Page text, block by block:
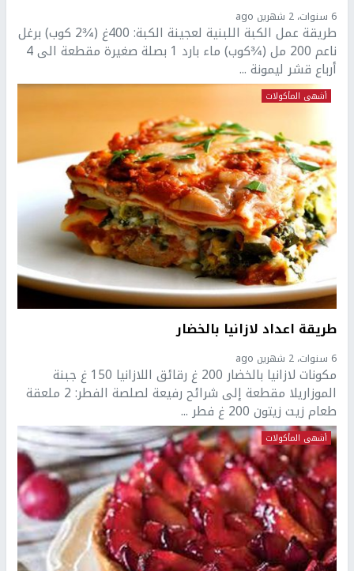
6 سنوات، 2 شهرين ago
طريقة عمل الكبة اللبنية لعجينة الكبة: 400غ (¾2 كوب) برغل
ناعم 200 مل (¾كوب) ماء بارد 1 بصلة صغيرة مقطعة الى 4
أرباع قشر ليمونة ...
أشهى المأكولات
طريقة اعداد لازانيا بالخضار
6 سنوات، 2 شهرين ago
مكونات لازانيا بالخضار 200 غ رقائق اللازانيا 150 غ جبنة
الموزاريلا مقطعة إلى شرائح رفيعة لصلصة الفطر: 2 ملعقة
طعام زيت زيتون 200 غ فطر ...
أشهى المأكولات